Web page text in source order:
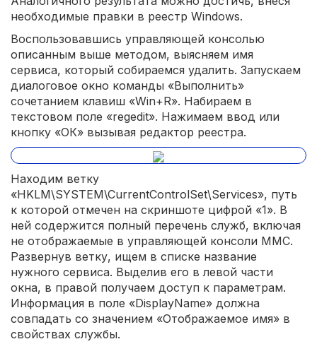
необходимые правки в реестр Windows.
Воспользовавшись управляющей консолью
описанным выше методом, выясняем имя
сервиса, который собираемся удалить. Запускаем
диалоговое окно команды «Выполнить»
сочетанием клавиш «Win+R». Набираем в
текстовом поле «regedit». Нажимаем ввод или
кнопку «ОК» вызывая редактор реестра.
Находим ветку
«HKLM\SYSTEM\CurrentControlSet\Services», путь
к которой отмечен на скриншоте цифрой «1». В
ней содержится полный перечень служб, включая
не отображаемые в управляющей консоли MMC.
Развернув ветку, ищем в списке название
нужного сервиса. Выделив его в левой части
окна, в правой получаем доступ к параметрам.
Информация в поле «DisplayName» должна
совпадать со значением «Отображаемое имя» в
свойствах службы.